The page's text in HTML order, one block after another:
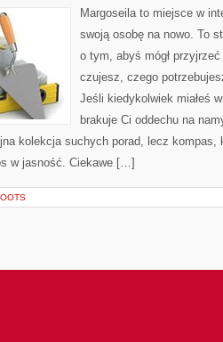
Margoseila to miejsce w
swoją osobę na nowo. To
o tym, abyś mógł
czujesz, czego
Jeśli kiedykolwiek miałeś
brakuje Ci oddechu na
kolekcja suchych porad, lecz kompas,
w jasność. Ciekawe […]